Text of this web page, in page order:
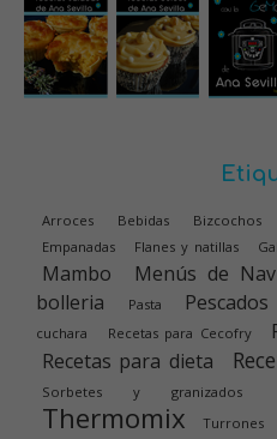
Arroces Bebidas Bizcochos
Empanadas Flanes y natillas
Mambo Menús de
bolleria
Pasta Pescados
cuchara
Recetas para Cecofry
Recetas para dieta
Sorbetes y granizados
Thermomix Turrones